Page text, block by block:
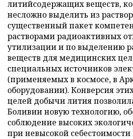
литийсодержащих веществ,
несложно выделить из
существенный пакет
растворами радиоактивных
утилизации и по выделению
веществ для медицинских
специальных источников
(применяемых в космосе, в
оборудовании). Конверсия
целей добычи лития
Боливии новую технологию,
соблюдение высоких
при невысокой